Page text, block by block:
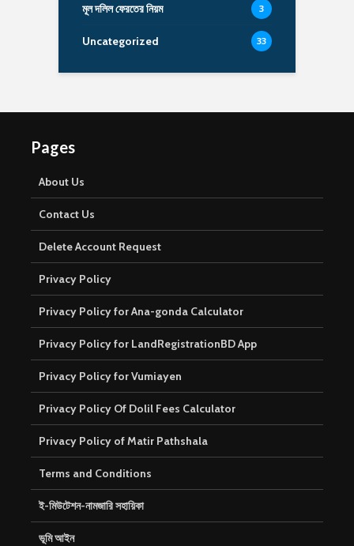
মূল দলিল ফেরতের নিয়ম 3
Uncategorized 33
Pages
About Us
Contact Us
Delete Account Request
Privacy Policy
Privacy Policy for Ana-gonda Calculator
Privacy Policy for LandRegistrationBD App
Privacy Policy for Vumiayen
Privacy Policy Of Dolil Fees Calculator
Privacy Policy of Matir Pathshala
Terms and Conditions
ই-মিউটেশন-নামজারি সহায়িকা
ভূমি আইন